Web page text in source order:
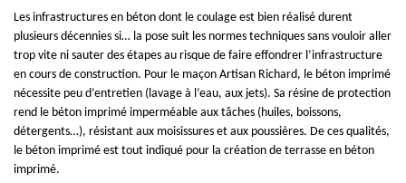
Les infrastructures en béton dont le coulage est bien réalisé durent
plusieurs décennies si… la pose suit les normes techniques sans vouloir aller
trop vite ni sauter des étapes au risque de faire effondrer l’infrastructure
en cours de construction. Pour le maçon Artisan Richard, le béton imprimé
nécessite peu d’entretien (lavage à l’eau, aux jets). Sa résine de protection
rend le béton imprimé imperméable aux tâches (huiles, boissons,
détergents…), résistant aux moisissures et aux poussières. De ces qualités,
le béton imprimé est tout indiqué pour la création de terrasse en béton
imprimé.